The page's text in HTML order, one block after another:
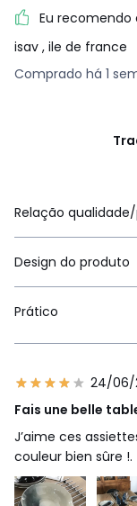
Eu recomendo
isav , ile de france
Comprado há 1
Relação
Design do produto
Prático
24/06/
Fais une belle
J’aime ces
couleur bien sûre !.